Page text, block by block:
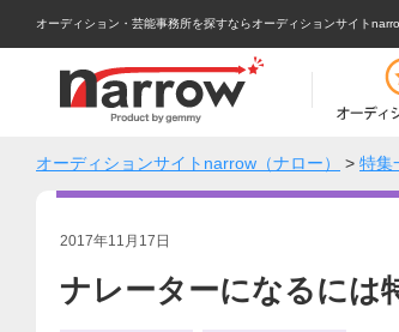
オーディション・芸能事務所を探すならオーディションサイト
オーディションサイトnarrow（ナロー） > 特集
2017年11月17日
ナレーターになるには